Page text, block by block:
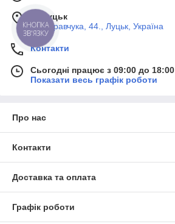
м. Луцьк
вул. Кравчука, 44., Луцьк, Україна
Контакти
Сьогодні працює з 09:00 до 18:00
Показати весь графік роботи
Про нас
Контакти
Доставка та оплата
Графік роботи
КНОПКА
ЗВ'ЯЗКУ